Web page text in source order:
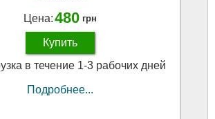
Цена:480 грн
Купить
в течение 1-3 рабочих дней
Подробнее...